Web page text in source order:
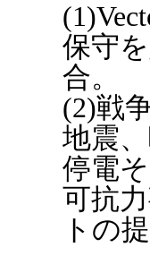
保守
合。
(2)戦
地震
停電
可抗
トの